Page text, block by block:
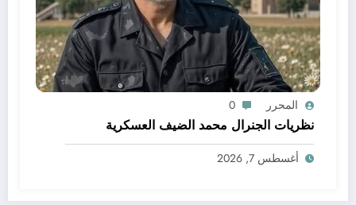
المحرر 0
نظريات الجنرال محمد الضيف العسكرية
أغسطس 7, 2026